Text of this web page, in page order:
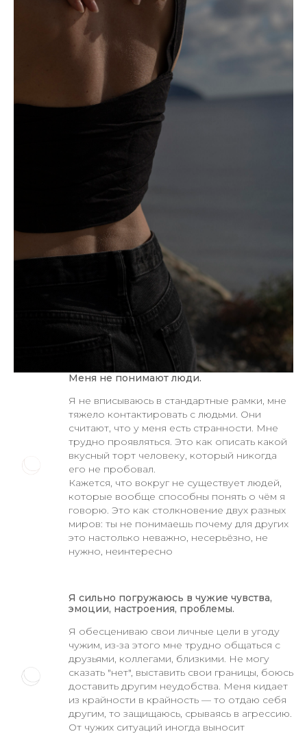
Меня не понимают люди.
Я не вписываюсь в стандартные рамки, мне
тяжело контактировать с людьми. Они
считают, что у меня есть странности. Мне
трудно проявляться. Это как описать какой
вкусный торт человеку, который никогда
его не пробовал.
Кажется, что вокруг не существует людей,
которые вообще способны понять о чём я
говорю. Это как столкновение двух разных
миров: ты не понимаешь почему для других
это настолько неважно, несерьёзно, не
нужно, неинтересно
Я сильно погружаюсь в чужие чувства,
эмоции, настроения, проблемы.
Я обесцениваю свои личные цели в угоду
чужим, из-за этого мне трудно общаться с
друзьями, коллегами, близкими. Не могу
сказать "нет", выставить свои границы, боюсь
доставить другим неудобства. Меня кидает
из крайности в крайность — то отдаю себя
другим, то защищаюсь, срываясь в агрессию.
От чужих ситуаций иногда выносит